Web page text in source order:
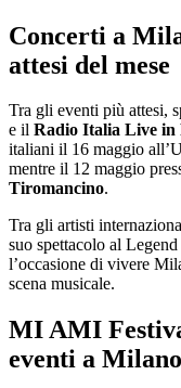
Concerti a
attesi del mese
Tra gli eventi più attesi,
e il Radio Italia Live in
italiani il 16 maggio
mentre il 12 maggio
Tiromancino.
Tra gli artisti
suo spettacolo al
l’occasione di vivere
scena musicale.
MI AMI
eventi a